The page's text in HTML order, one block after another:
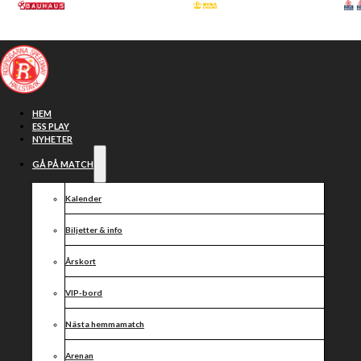
Hoppa till huvudinnehåll
HEM
ESS PLAY
NYHETER
GÅ PÅ MATCH
Kalender
Biljetter & info
Årskort
VIP-bord
Nästa hemmamatch
Arenan
Falco